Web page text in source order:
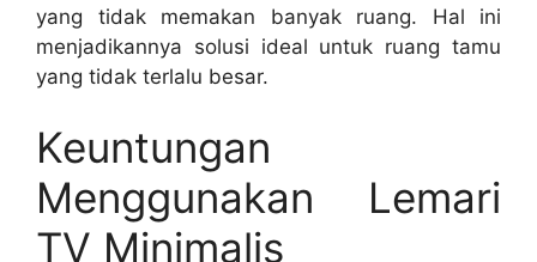
yang tidak memakan banyak ruang. Hal ini
menjadikannya solusi ideal untuk ruang tamu
yang tidak terlalu besar.
Keuntungan
Menggunakan Lemari
TV Minimalis